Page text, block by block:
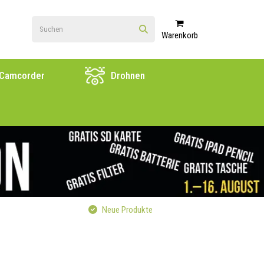
Warenkorb
Drohnen
Neue Produkte